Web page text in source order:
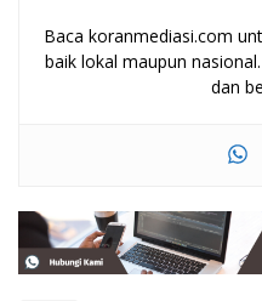
Baca koranmediasi.com
baik lokal maupun
dan